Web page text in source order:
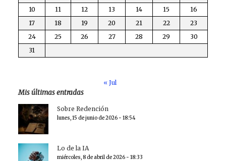
10
11 12 13 14 15
16
17
18 19 20 21 22
23
24
25 26 27 28 29
30
31
« Jul
Mis últimas entradas
Sobre Redención
lunes, 15 de junio de 2026 - 18:54
Lo de la IA
miércoles, 8 de abril de 2026 - 18:33